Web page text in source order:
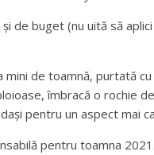
de buget (nu uită să aplici
de toamnă, purtată
îmbracă o rochie
pentru un aspect mai
pentru toamna